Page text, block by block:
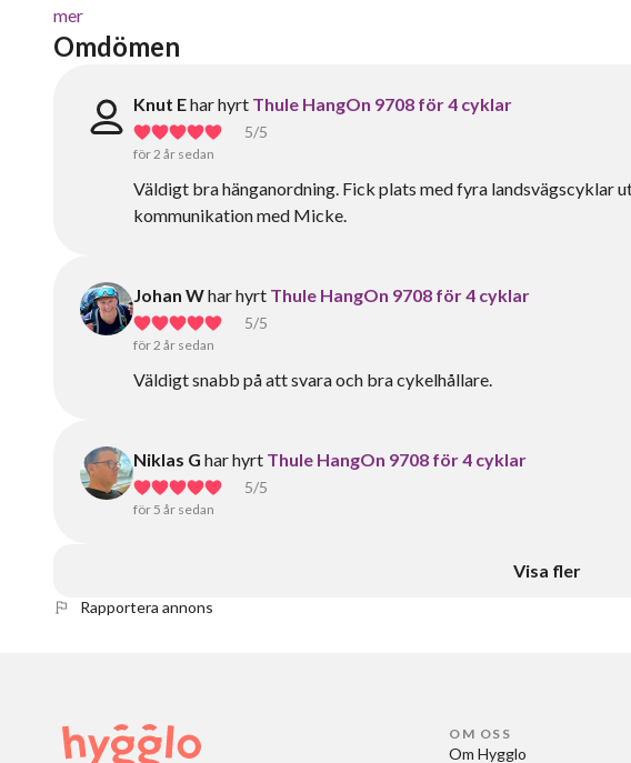
mer
Omdömen
Knut Ehar hyrt Thule HangOn 9708 för 4 cyklar
5/5
för 2 år sedan
Väldigt bra hänganordning. Fick plats med fyra landsvägscyklar
kommunikation med Micke.
Johan Whar hyrt Thule HangOn 9708 för 4 cyklar
5/5
för 2 år sedan
Väldigt snabb på att svara och bra cykelhållare.
Niklas G har hyrt Thule HangOn 9708 för 4 cyklar
5/5
för 5 år sedan
Visa fler
Rapportera annons
OM OSS
Om Hygglo